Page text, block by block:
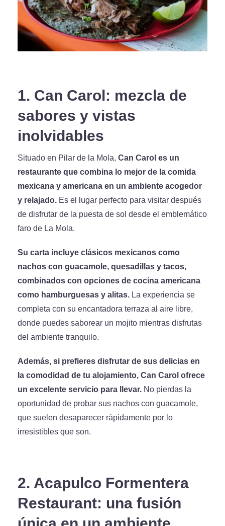
1. Can Carol: mezcla de
sabores y vistas
inolvidables
Situado en Pilar de la Mola, Can Carol es un
restaurante que combina lo mejor de la comida
mexicana y americana en un ambiente acogedor
y relajado. Es el lugar perfecto para visitar después
de disfrutar de la puesta de sol desde el emblemático
faro de La Mola.
Su carta incluye clásicos mexicanos como
nachos con guacamole, quesadillas y tacos,
combinados con opciones de cocina americana
como hamburguesas y alitas. La experiencia se
completa con su encantadora terraza al aire libre,
donde puedes saborear un mojito mientras disfrutas
del ambiente tranquilo.
Además, si prefieres disfrutar de sus delicias en
la comodidad de tu alojamiento, Can Carol ofrece
un excelente servicio para llevar. No pierdas la
oportunidad de probar sus nachos con guacamole,
que suelen desaparecer rápidamente por lo
irresistibles que son.
2. Acapulco Formentera
Restaurant: una fusión